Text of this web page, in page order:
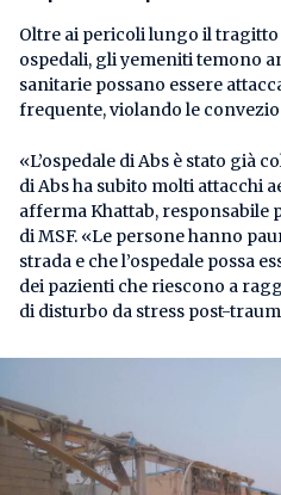
Oltre ai pericoli lungo il
ospedali, gli yemeniti temono
sanitarie possano essere
frequente, violando le
«L’ospedale di Abs è stato già
di Abs ha subito molti attacchi
afferma Khattab, responsabile
di MSF. «Le persone hanno
strada e che l’ospedale possa
dei pazienti che riescono a
di disturbo da stress post-